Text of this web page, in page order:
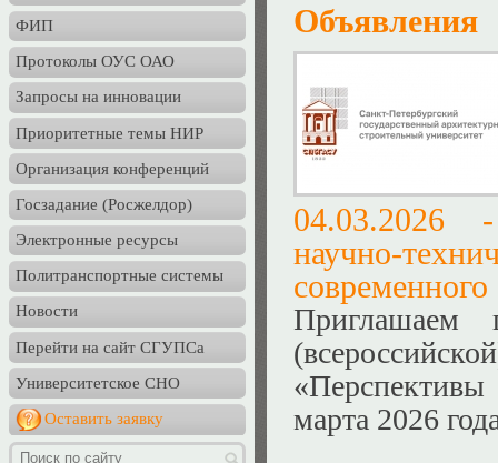
ФИП
Протоколы ОУС ОАО
Запросы на инновации
Приоритетные темы НИР
Организация конференций
Госзадание (Росжелдор)
Электронные ресурсы
Политранспортные системы
Новости
Перейти на сайт СГУПСа
Университетское СНО
Оставить заявку
Объявления
научно-
Приглашаем
марта 2026